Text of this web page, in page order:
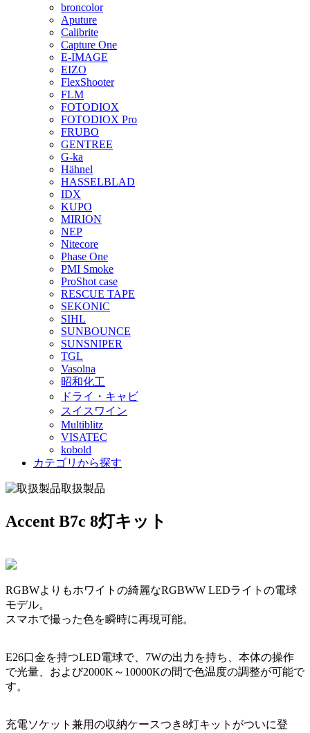
broncolor
Aputure
Calibrite
Capture One
E-IMAGE
EIZO
FlexShooter
FLM
FOTODIOX
FOTODIOX Pro
FRUBO
GENTREE
G-ka
Hähnel
HASSELBLAD
IDX
KUPO
MIRION
NEP
Nitecore
Phase One
PMI Smoke
ProShot case
RESCUE TAPE
SEKONIC
SIHL
SUNBOUNCE
SUNSNIPER
TGL
Vasolna
昭和化工
ドライ・キャビ
スイスワイン
Multiblitz
VISATEC
kobold
カテゴリから探す
取扱製品
Accent B7c 8灯キット
RGBWよりもホワイトの綺麗なRGBWW LEDライトの電球
モデル。
スマホで撮った色を瞬時に再現可能。
E26口金を持つLED電球で、7Wの出力を持ち、本体の操作
で光量、および2000K～10000Kの間で色温度の調整が可能で
す。
充電ソケット兼用の収納ケースつき8灯キットがついに登